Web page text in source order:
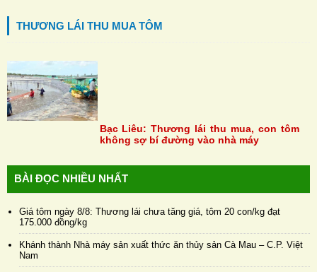
THƯƠNG LÁI THU MUA TÔM
Bạc Liêu: Thương lái thu mua, con tôm
không sợ bí đường vào nhà máy
BÀI ĐỌC NHIỀU NHẤT
Giá tôm ngày 8/8: Thương lái chưa tăng giá, tôm 20 con/kg đạt
175.000 đồng/kg
Khánh thành Nhà máy sản xuất thức ăn thủy sản Cà Mau – C.P. Việt
Nam